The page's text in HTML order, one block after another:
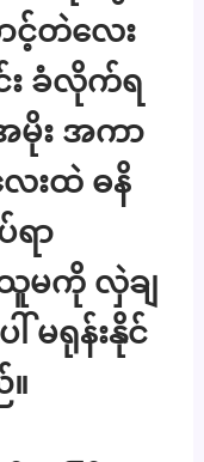
င့်တဲလေး
း ခံလိုက်ရ
မိုး အကာ
းထဲ ဓနိ
ရာ
မကို လှဲချ
မရုန်းနိုင်